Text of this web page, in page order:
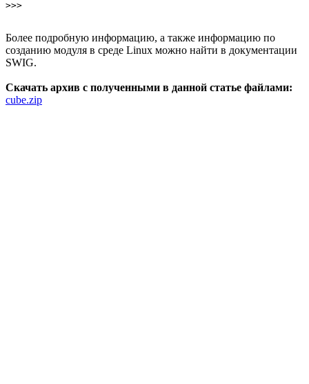
>>>
Более подробную информацию, а также информацию по
созданию модуля в среде Linux можно найти в документации
SWIG.
Скачать архив с полученными в данной статье файлами:
cube.zip